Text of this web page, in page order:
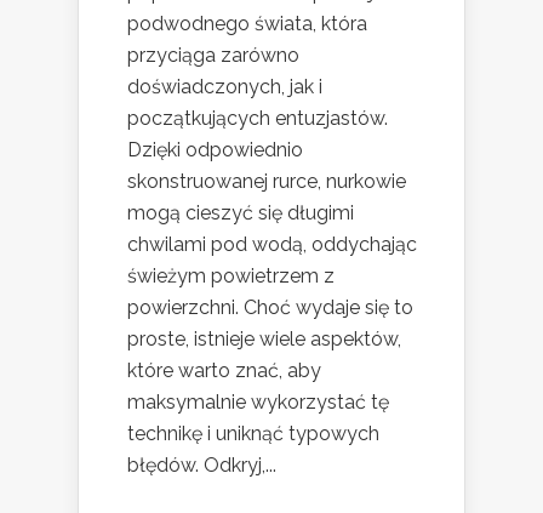
podwodnego świata, która
przyciąga zarówno
doświadczonych, jak i
początkujących entuzjastów.
Dzięki odpowiednio
skonstruowanej rurce, nurkowie
mogą cieszyć się długimi
chwilami pod wodą, oddychając
świeżym powietrzem z
powierzchni. Choć wydaje się to
proste, istnieje wiele aspektów,
które warto znać, aby
maksymalnie wykorzystać tę
technikę i uniknąć typowych
błędów. Odkryj,...